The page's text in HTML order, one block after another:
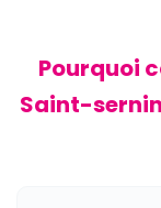
Pourquoi
Saint-